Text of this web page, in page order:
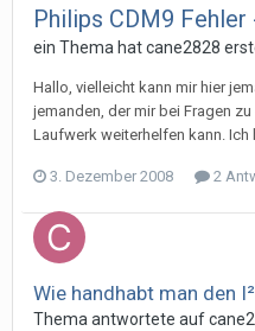
Philips CDM9
ein Thema hatcane2828
Hallo, vielleicht kann mir hier
jemanden, der mir bei Fragen
Laufwerk weiterhelfen kann. Ich
3. Dezember 2008 2
Wie handhabt man den
Thema antwortete auf